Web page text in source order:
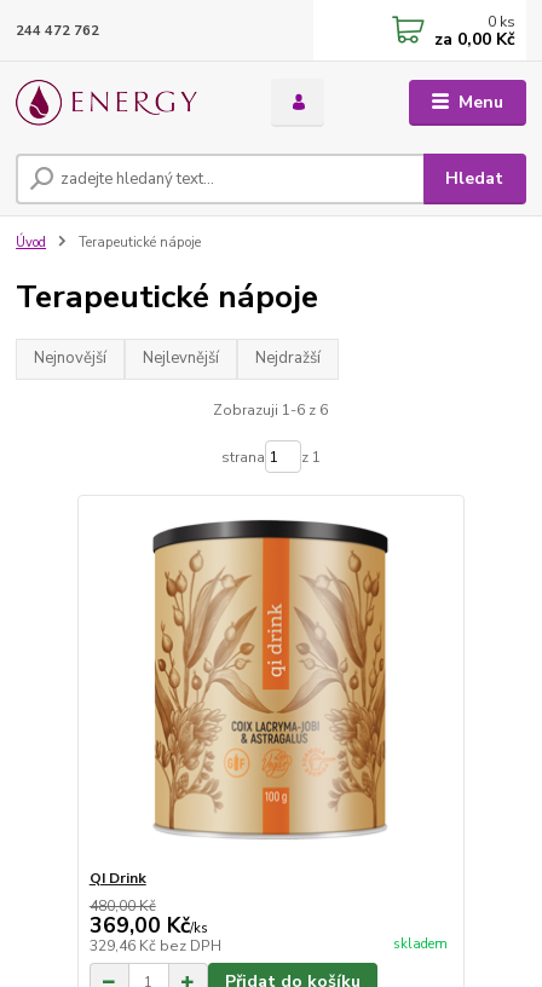
Menu
Hledat
244 472 762 0 ks
za 0,00 Kč
Úvod Terapeutické nápoje
Terapeutické nápoje
Nejnovější Nejlevnější Nejdražší
Zobrazuji 1-6 z 6
strana z 1
QI Drink
480,00 Kč
369,00 Kč/ks
329,46 Kč bez DPH skladem
Přidat do košíku